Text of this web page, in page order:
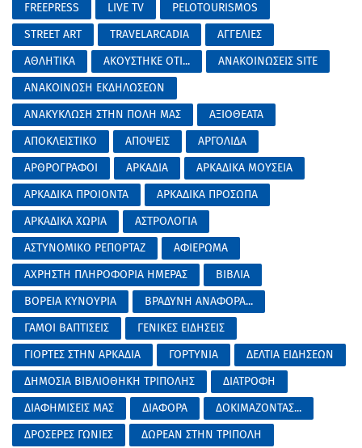
FREEPRESS
LIVE TV
PELOTOURISMOS
STREET ART
TRAVELARCADIA
ΑΓΓΕΛΙΕΣ
ΑΘΛΗΤΙΚΑ
ΑΚΟΥΣΤΗΚΕ ΟΤΙ...
ΑΝΑΚΟΙΝΩΣΕΙΣ SITE
ΑΝΑΚΟΙΝΩΣΗ ΕΚΔΗΛΩΣΕΩΝ
ΑΝΑΚΥΚΛΩΣΗ ΣΤΗΝ ΠΟΛΗ ΜΑΣ
ΑΞΙΟΘΕΑΤΑ
ΑΠΟΚΛΕΙΣΤΙΚΟ
ΑΠΟΨΕΙΣ
ΑΡΓΟΛΙΔΑ
ΑΡΘΡΟΓΡΑΦΟΙ
ΑΡΚΑΔΙΑ
ΑΡΚΑΔΙΚΑ ΜΟΥΣΕΙΑ
ΑΡΚΑΔΙΚΑ ΠΡΟΙΟΝΤΑ
ΑΡΚΑΔΙΚΑ ΠΡΟΣΩΠΑ
ΑΡΚΑΔΙΚΑ ΧΩΡΙΑ
ΑΣΤΡΟΛΟΓΙΑ
ΑΣΤΥΝΟΜΙΚΟ ΡΕΠΟΡΤΑΖ
ΑΦΙΕΡΩΜΑ
ΑΧΡΗΣΤΗ ΠΛΗΡΟΦΟΡΙΑ ΗΜΕΡΑΣ
ΒΙΒΛΙΑ
ΒΟΡΕΙΑ ΚΥΝΟΥΡΙΑ
ΒΡΑΔΥΝΗ ΑΝΑΦΟΡΑ...
ΓΑΜΟΙ ΒΑΠΤΙΣΕΙΣ
ΓΕΝΙΚΕΣ ΕΙΔΗΣΕΙΣ
ΓΙΟΡΤΕΣ ΣΤΗΝ ΑΡΚΑΔΙΑ
ΓΟΡΤΥΝΙΑ
ΔΕΛΤΙΑ ΕΙΔΗΣΕΩΝ
ΔΗΜΟΣΙΑ ΒΙΒΛΙΟΘΗΚΗ ΤΡΙΠΟΛΗΣ
ΔΙΑΤΡΟΦΗ
ΔΙΑΦΗΜΙΣΕΙΣ ΜΑΣ
ΔΙΑΦΟΡΑ
ΔΟΚΙΜΑΖΟΝΤΑΣ...
ΔΡΟΣΕΡΕΣ ΓΩΝΙΕΣ
ΔΩΡΕΑΝ ΣΤΗΝ ΤΡΙΠΟΛΗ